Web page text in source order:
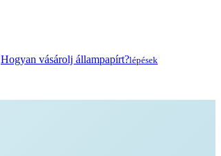
Hogyan vásárolj állampapírt?lépések